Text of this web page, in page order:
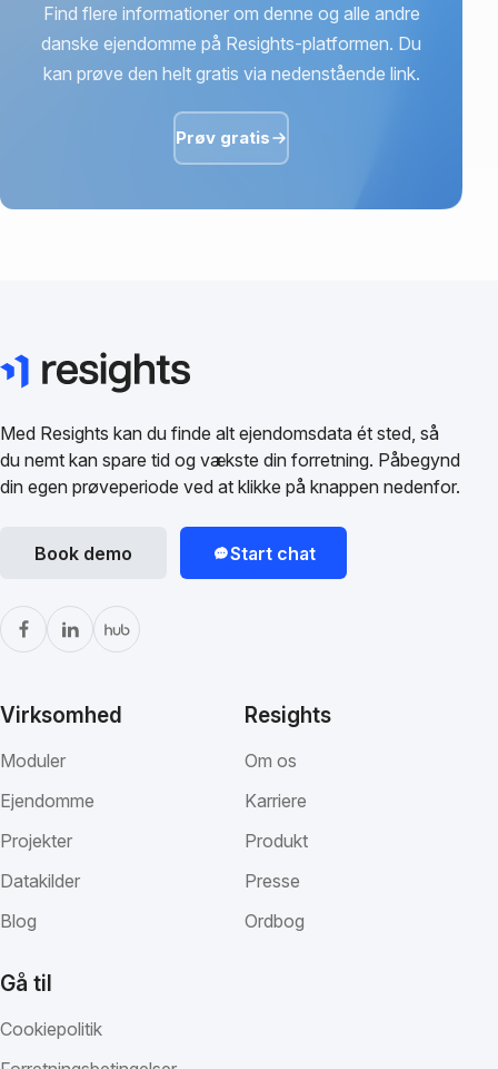
Find flere informationer om denne og alle andre
danske ejendomme på Resights-platformen. Du
kan prøve den helt gratis via nedenstående link.
Prøv gratis
Med Resights kan du finde alt ejendomsdata ét sted, så
du nemt kan spare tid og vækste din forretning. Påbegynd
din egen prøveperiode ved at klikke på knappen nedenfor.
Book demo Start chat
Virksomhed
Moduler
Ejendomme
Projekter
Datakilder
Blog
Resights
Om os
Karriere
Produkt
Presse
Ordbog
Gå til
Cookiepolitik